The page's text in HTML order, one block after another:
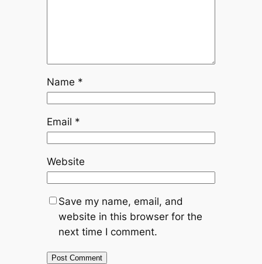
Name *
Email *
Website
Save my name, email, and
website in this browser for the
next time I comment.